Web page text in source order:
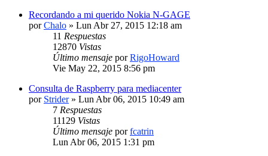
Recordando a mi querido Nokia N-GAGE
porChalo » Lun Abr 27, 2015 12:18 am
11 Respuestas
12870 Vistas
Último mensaje porRigoHoward
Vie May 22, 2015 8:56 pm
Consulta de Raspberry para mediacenter
por Strider» Lun Abr 06, 2015 10:49 am
7 Respuestas
11129 Vistas
Último mensaje porfcatrin
Lun Abr 06, 2015 1:31 pm